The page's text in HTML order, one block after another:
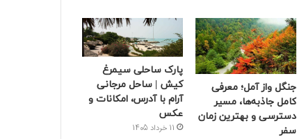
جنگل واز آمل؛ معرفی
کامل جاذبه‌ها، مسیر
دسترسی و بهترین زمان
سفر
پارک ساحلی سیمرغ
کیش | ساحل مرجانی
آرام با آدرس، امکانات و
عکس
11 خرداد 1405